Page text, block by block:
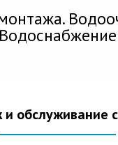
Водоснабжение
обслуживание